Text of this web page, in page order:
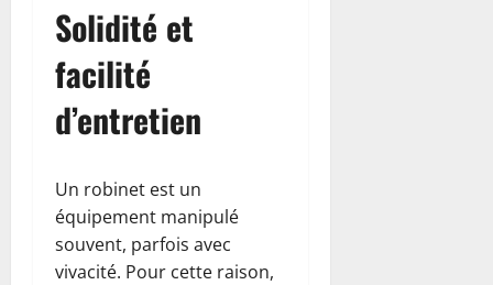
Solidité et
facilité
d’entretien
Un robinet est un
équipement manipulé
souvent, parfois avec
vivacité. Pour cette raison,